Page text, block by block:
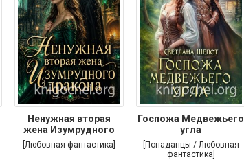
Ненужная вторая
жена Изумрудного
дракона
[Любовная фантастика]
Госпожа Медвежьего
угла
[Попаданцы / Любовная
фантастика]